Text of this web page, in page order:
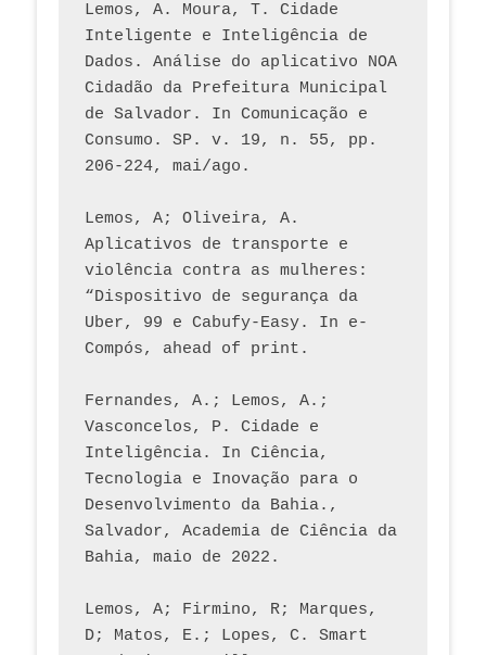
Lemos, A. Moura, T. Cidade
Inteligente e Inteligência de
Dados. Análise do aplicativo NOA
Cidadão da Prefeitura Municipal
de Salvador. In Comunicação e
Consumo. SP. v. 19, n. 55, pp.
206-224, mai/ago.
Lemos, A; Oliveira, A.
Aplicativos de transporte e
violência contra as mulheres:
“Dispositivo de segurança da
Uber, 99 e Cabufy-Easy. In e-
Compós, ahead of print.
Fernandes, A.; Lemos, A.;
Vasconcelos, P. Cidade e
Inteligência. In Ciência,
Tecnologia e Inovação para o
Desenvolvimento da Bahia.,
Salvador, Academia de Ciência da
Bahia, maio de 2022.
Lemos, A; Firmino, R; Marques,
D; Matos, E.; Lopes, C. Smart